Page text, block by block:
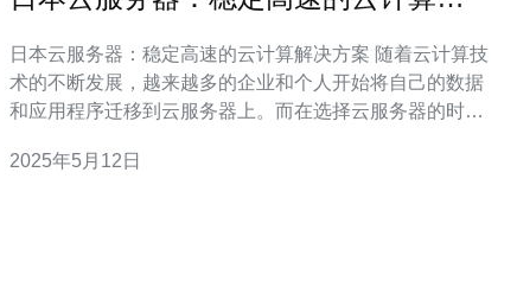
日本云服务器：稳定高速的云计算解决方案 随着云计算技
术的不断发展，越来越多的企业和个人开始将自己的数据
和应用程序迁移到云服务器上。而在选择云服务器的时
先进的技术。 日本云服务器以其高度稳定性而闻名。日本
2025年5月12日